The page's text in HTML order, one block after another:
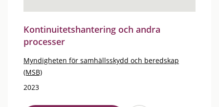
Kontinuitetshantering och andra
processer
Myndigheten för samhällsskydd och beredskap
(MSB)
2023